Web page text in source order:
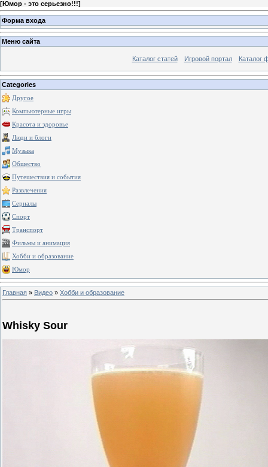
[Юмор - это серьезно!!!]
Форма входа
Меню сайта
Каталог статей Игровой портал Каталог
Categories
Другое
Компьютерные игры
Красота и здоровье
Люди и блоги
Музыка
Общество
Путешествия и события
Развлечения
Сериалы
Спорт
Транспорт
Фильмы и анимация
Хобби и образование
Юмор
Главная » Видео » Хобби и образование
Whisky Sour